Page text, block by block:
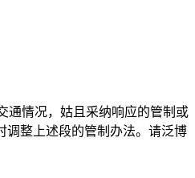
通情况，姑且采纳响应的管制或
调整上述段的管制办法。请泛博